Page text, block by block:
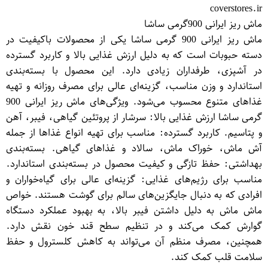
coverstores.ir
ماش ریز ایرانی 900گرمی ساشا
ماش ریز ایرانی 900 گرمی ساشا یکی از محصولات باکیفیت در
دسته حبوبات است که به دلیل ارزش غذایی بالا و کاربرد گسترده
در آشپزی، طرفداران زیادی دارد. این محصول با بسته‌بندی
استاندارد و وزن مناسب، گزینه‌ای عالی برای مصرف روزانه و تهیه
غذاهای متنوع محسوب می‌شود. ویژگی‌های ماش ریز ایرانی 900
گرمی ساشا ارزش غذایی بالا: سرشار از پروتئین گیاهی، فیبر، آهن
و پتاسیم. کاربرد گسترده: مناسب برای تهیه انواع غذاها از جمله
آش ماش، خوراک ماش، سالاد و غذاهای گیاهی. بسته‌بندی
بهداشتی: حفظ تازگی و کیفیت محصول در بسته‌بندی استاندارد.
مناسب برای رژیم‌های غذایی: گزینه‌ای عالی برای گیاه‌خواران و
افرادی که به دنبال جایگزین‌های سالم برای گوشت هستند. خواص
ماش ماش به دلیل داشتن فیبر بالا، به بهبود عملکرد دستگاه
گوارش کمک می‌کند و در تنظیم سطح قند خون نقش دارد.
همچنین، مصرف منظم آن می‌تواند به کاهش کلسترول و حفظ
سلامت قلب کمک کند.